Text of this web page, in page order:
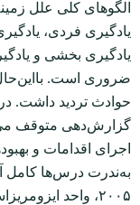
الگوهای کلی علل
یادگیری فردی،
یادگیری بخشی و
ضروری است.
حوادث تردید داشت. در
گزارش‌دهی متوقف
اجرای اقدامات و